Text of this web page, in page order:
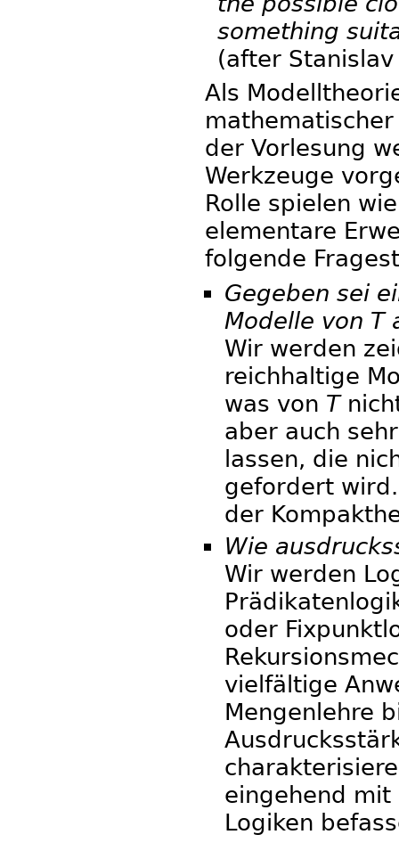
something
(after Stanislav
Als
der Vorlesung
Werkzeuge
Rolle spielen
elementare
folgende
Gegeben sei
Modelle von T
Wir werden
reichhaltige
was von T
aber auch
lassen, die
gefordert
der
Wie
Wir werden
oder
vielfältige
Mengenlehre
eingehend mit
Logiken